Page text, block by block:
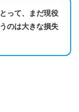
って、まだ現役
のは大きな損失